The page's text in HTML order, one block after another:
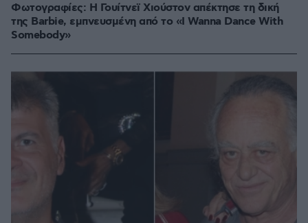
Φωτογραφίες: Η Γουίτνεϊ Χιούστον απέκτησε τη δική
της Barbie, εμπνευσμένη από το «I Wanna Dance With
Somebody»